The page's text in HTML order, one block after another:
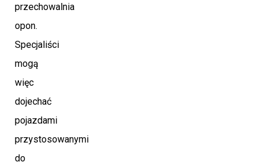
przechowalnia
opon.
Specjaliści
mogą
więc
dojechać
pojazdami
przystosowanymi
do